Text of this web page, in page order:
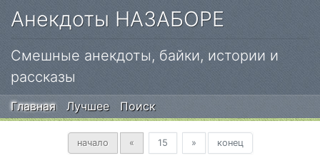
Анекдоты НАЗАБОРЕ
Смешные анекдоты, байки, истории и
рассказы
Главная Лучшее Поиск
начало «Предыдущая
15 »Впередконец